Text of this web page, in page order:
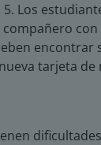
5. Los
compañero
encontrar
tarjeta de